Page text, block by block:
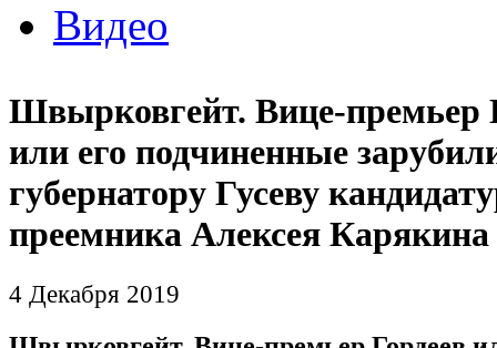
Видео
Швырковгейт. Вице-премьер
или его подчиненные
губернатору Гусеву
преемника Алексея Карякина
4 Декабря 2019